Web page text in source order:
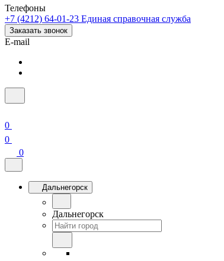
Телефоны
+7 (4212) 64-01-23 Единая справочная служба
Заказать звонок
E-mail
0
0
0
Дальнегорск
Дальнегорск